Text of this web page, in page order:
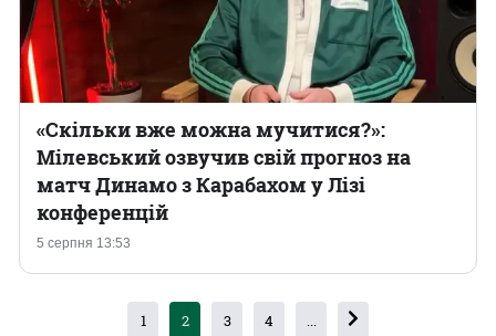
5 серпня 13:53
«Скільки вже можна мучитися?»:
Мілевський озвучив свій прогноз на
матч Динамо з Карабахом у Лізі
конференцій
1 2 3 4 ...